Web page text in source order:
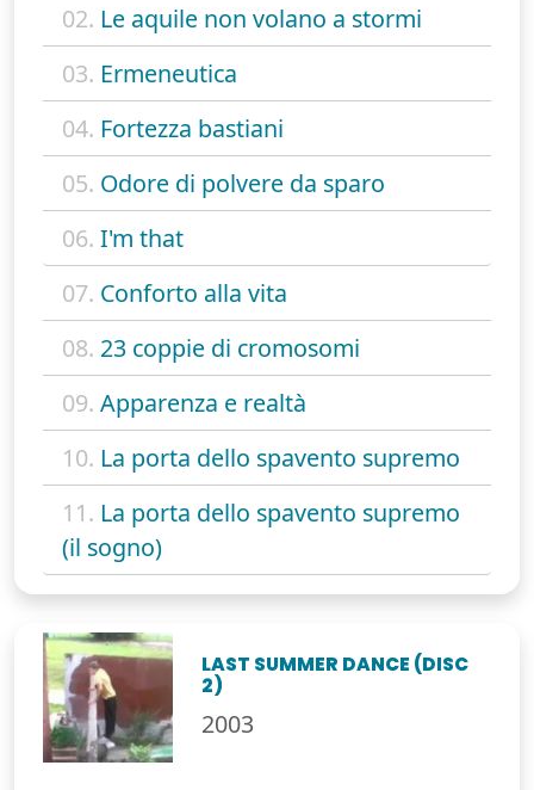
02. Le aquile non volano a stormi
03. Ermeneutica
04. Fortezza bastiani
05. Odore di polvere da sparo
06. I'm that
07. Conforto alla vita
08. 23 coppie di cromosomi
09. Apparenza e realtà
10. La porta dello spavento supremo
11. La porta dello spavento supremo
(il sogno)
LAST SUMMER DANCE (DISC
2)
2003